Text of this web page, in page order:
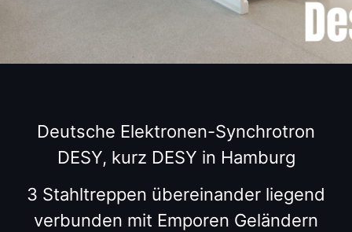
Deutsche Elektronen-Synchrotron
DESY, kurz DESY in Hamburg
3 Stahltreppen übereinander liegend
verbunden mit Emporen Geländern